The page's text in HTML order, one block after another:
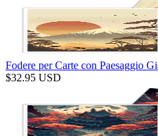
Fodere per Carte con Paesaggio
$32.95 USD